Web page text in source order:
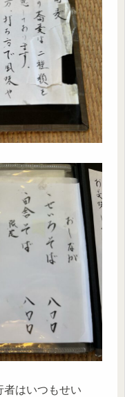
者はいつもせい